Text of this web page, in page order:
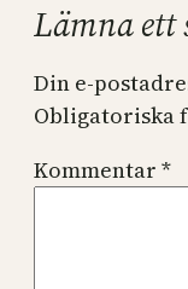
Lämna ett
Din e-
Obligatoriska
Kommentar *